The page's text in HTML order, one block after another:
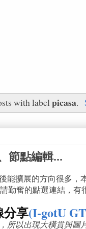
with labelpicasa.
節點編輯...
能擴展的方向很多，
勤奮的點選連結，有
分享(I-gotU
所以出現大橫貫與圖